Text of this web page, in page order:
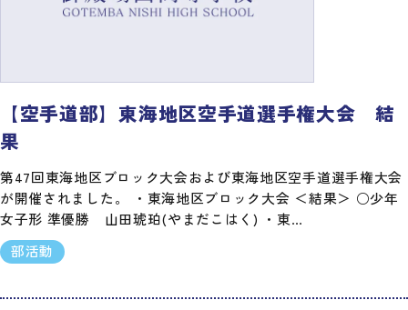
【空手道部】東海地区空手道選手権大会 結
果
第47回東海地区ブロック大会および東海地区空手道選手権大会
が開催されました。 ・東海地区ブロック大会 ＜結果＞ ○少年
女子形 準優勝 山田琥珀(やまだこはく) ・東…
部活動